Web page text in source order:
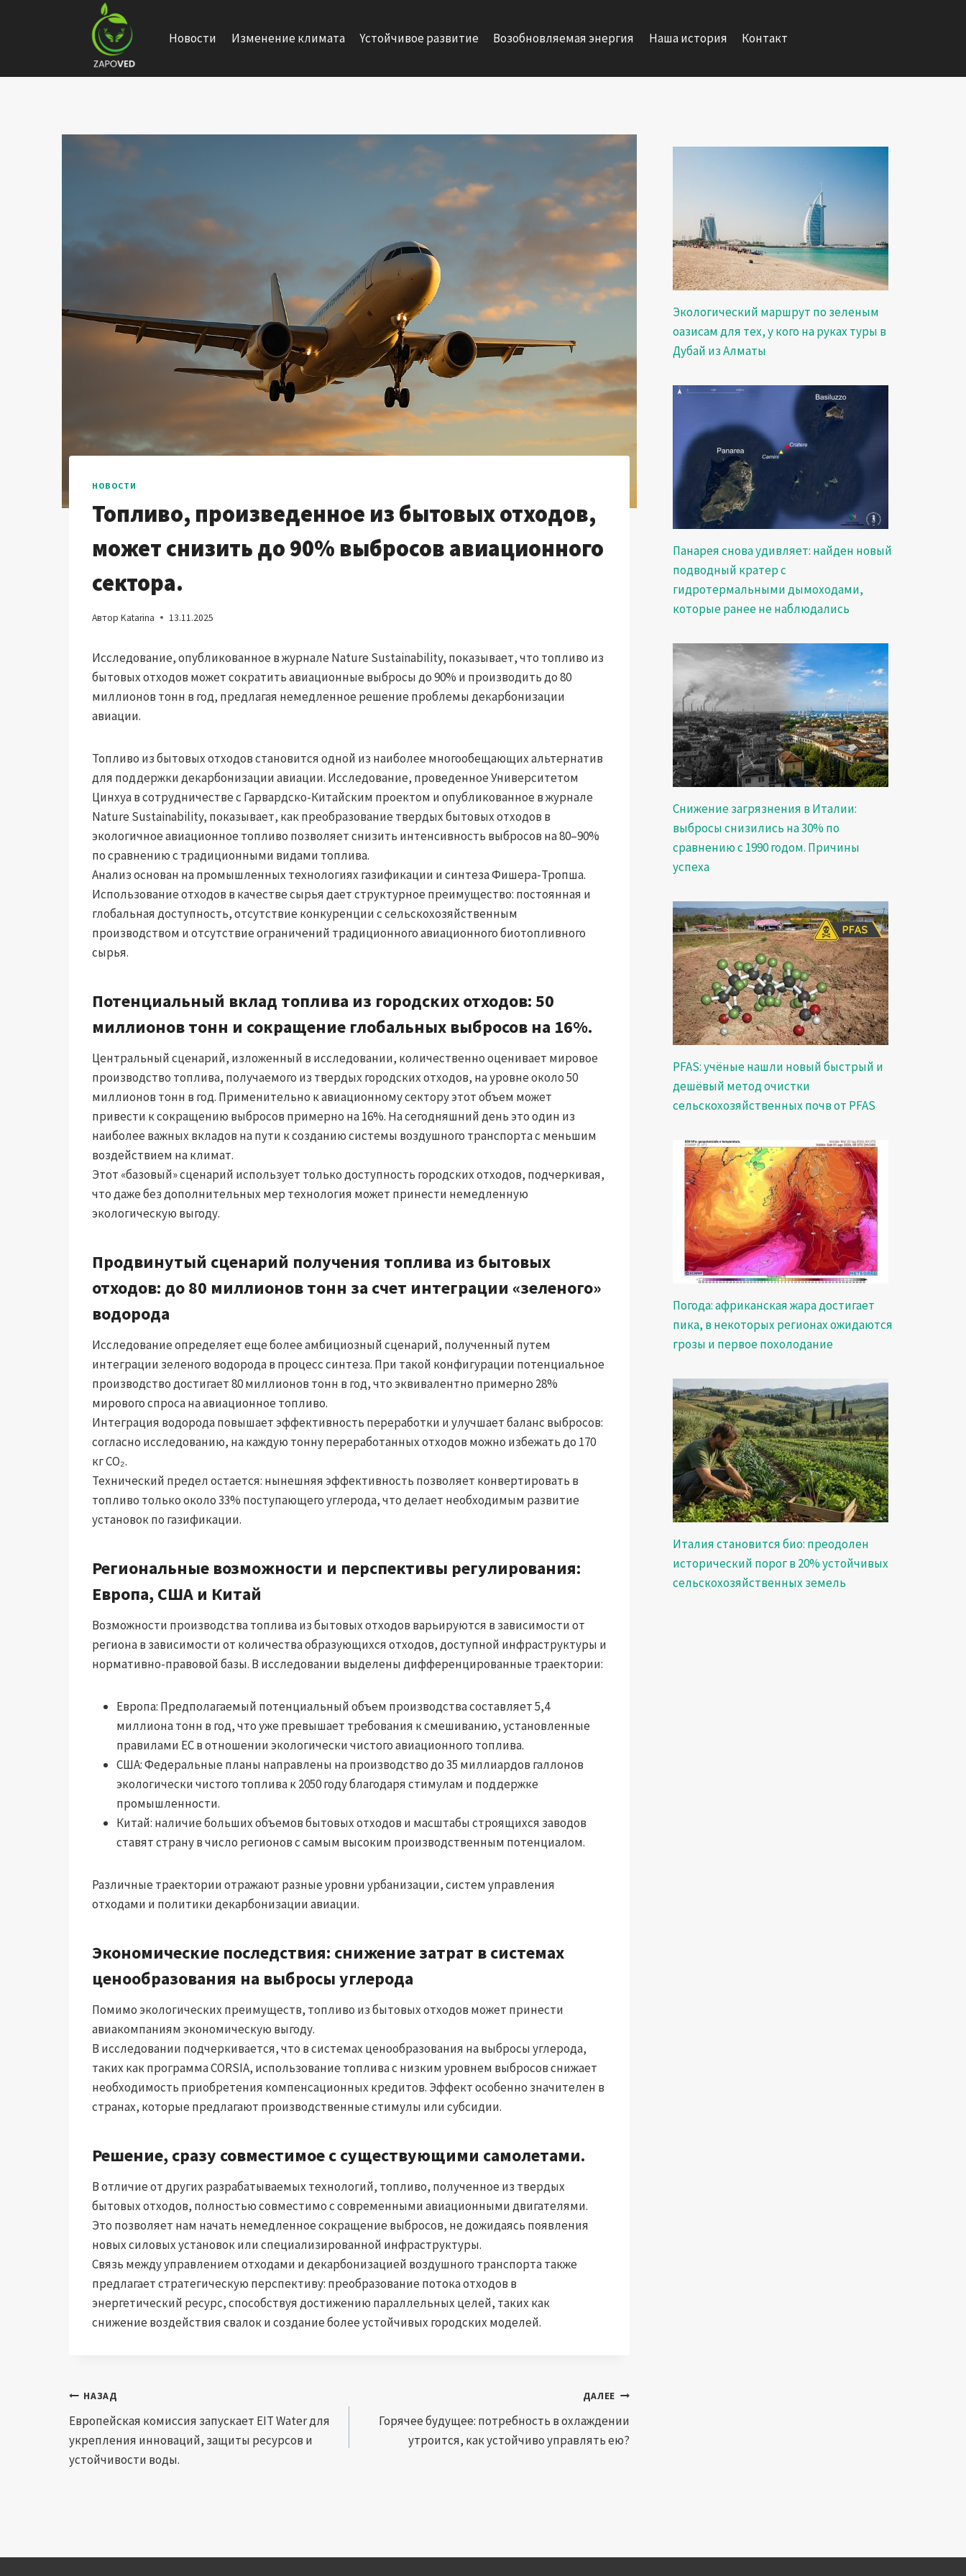
Новости Изменение климата Yстойчивое развитие Возобновляемая энергия Наша история Контакт
НОВОСТИ
Топливо, произведенное из бытовых отходов,
может снизить до 90% выбросов авиационного
сектора.
Автор Katarina 13.11.2025
Исследование, опубликованное в журнале Nature Sustainability, показывает, что топливо из
бытовых отходов может сократить авиационные выбросы до 90% и производить до 80
миллионов тонн в год, предлагая немедленное решение проблемы декарбонизации
авиации.
Топливо из бытовых отходов становится одной из наиболее многообещающих альтернатив
для поддержки декарбонизации авиации. Исследование, проведенное Университетом
Цинхуа в сотрудничестве с Гарвардско-Китайским проектом и опубликованное в журнале
Nature Sustainability, показывает, как преобразование твердых бытовых отходов в
экологичное авиационное топливо позволяет снизить интенсивность выбросов на 80–90%
по сравнению с традиционными видами топлива.
Анализ основан на промышленных технологиях газификации и синтеза Фишера-Тропша.
Использование отходов в качестве сырья дает структурное преимущество: постоянная и
глобальная доступность, отсутствие конкуренции с сельскохозяйственным
производством и отсутствие ограничений традиционного авиационного биотопливного
сырья.
Потенциальный вклад топлива из городских отходов: 50
миллионов тонн и сокращение глобальных выбросов на 16%.
Центральный сценарий, изложенный в исследовании, количественно оценивает мировое
производство топлива, получаемого из твердых городских отходов, на уровне около 50
миллионов тонн в год. Применительно к авиационному сектору этот объем может
привести к сокращению выбросов примерно на 16%. На сегодняшний день это один из
наиболее важных вкладов на пути к созданию системы воздушного транспорта с меньшим
воздействием на климат.
Этот «базовый» сценарий использует только доступность городских отходов, подчеркивая,
что даже без дополнительных мер технология может принести немедленную
экологическую выгоду.
Продвинутый сценарий получения топлива из бытовых
отходов: до 80 миллионов тонн за счет интеграции «зеленого»
водорода
Исследование определяет еще более амбициозный сценарий, полученный путем
интеграции зеленого водорода в процесс синтеза. При такой конфигурации потенциальное
производство достигает 80 миллионов тонн в год, что эквивалентно примерно 28%
мирового спроса на авиационное топливо.
Интеграция водорода повышает эффективность переработки и улучшает баланс выбросов:
согласно исследованию, на каждую тонну переработанных отходов можно избежать до 170
кг CO₂.
Технический предел остается: нынешняя эффективность позволяет конвертировать в
топливо только около 33% поступающего углерода, что делает необходимым развитие
установок по газификации.
Региональные возможности и перспективы регулирования:
Европа, США и Китай
Возможности производства топлива из бытовых отходов варьируются в зависимости от
региона в зависимости от количества образующихся отходов, доступной инфраструктуры и
нормативно-правовой базы. В исследовании выделены дифференцированные траектории:
Европа: Предполагаемый потенциальный объем производства составляет 5,4
миллиона тонн в год, что уже превышает требования к смешиванию, установленные
правилами ЕС в отношении экологически чистого авиационного топлива.
США: Федеральные планы направлены на производство до 35 миллиардов галлонов
экологически чистого топлива к 2050 году благодаря стимулам и поддержке
промышленности.
Китай: наличие больших объемов бытовых отходов и масштабы строящихся заводов
ставят страну в число регионов с самым высоким производственным потенциалом.
Различные траектории отражают разные уровни урбанизации, систем управления
отходами и политики декарбонизации авиации.
Экономические последствия: снижение затрат в системах
ценообразования на выбросы углерода
Помимо экологических преимуществ, топливо из бытовых отходов может принести
авиакомпаниям экономическую выгоду.
В исследовании подчеркивается, что в системах ценообразования на выбросы углерода,
таких как программа CORSIA, использование топлива с низким уровнем выбросов снижает
необходимость приобретения компенсационных кредитов. Эффект особенно значителен в
странах, которые предлагают производственные стимулы или субсидии.
Решение, сразу совместимое с существующими самолетами.
В отличие от других разрабатываемых технологий, топливо, полученное из твердых
бытовых отходов, полностью совместимо с современными авиационными двигателями.
Это позволяет нам начать немедленное сокращение выбросов, не дожидаясь появления
новых силовых установок или специализированной инфраструктуры.
Связь между управлением отходами и декарбонизацией воздушного транспорта также
предлагает стратегическую перспективу: преобразование потока отходов в
энергетический ресурс, способствуя достижению параллельных целей, таких как
снижение воздействия свалок и создание более устойчивых городских моделей.
Навигация
по
записям
НАЗАД
Европейская комиссия запускает EIT Water для
укрепления инноваций, защиты ресурсов и
устойчивости воды.
ДАЛЕЕ
Горячее будущее: потребность в охлаждении
утроится, как устойчиво управлять ею?
Экологический маршрут по зеленым
оазисам для тех, у кого на руках туры в
Дубай из Алматы
Панарея снова удивляет: найден новый
подводный кратер с
гидротермальными дымоходами,
которые ранее не наблюдались
Снижение загрязнения в Италии:
выбросы снизились на 30% по
сравнению с 1990 годом. Причины
успеха
PFAS: учёные нашли новый быстрый и
дешёвый метод очистки
сельскохозяйственных почв от PFAS
Погода: африканская жара достигает
пика, в некоторых регионах ожидаются
грозы и первое похолодание
Италия становится био: преодолен
исторический порог в 20% устойчивых
сельскохозяйственных земель